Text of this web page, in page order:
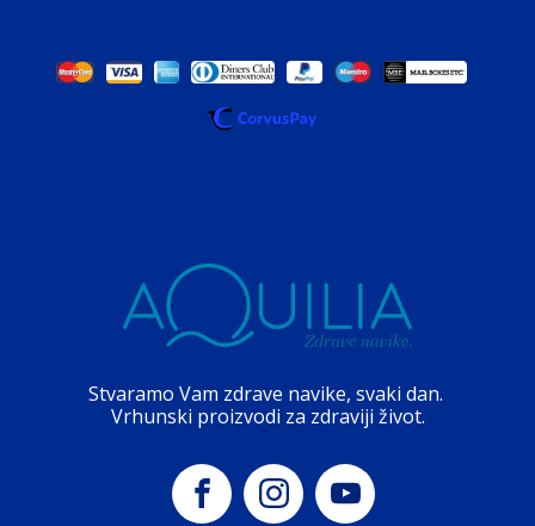
Stvaramo Vam zdrave navike, svaki dan.
Vrhunski proizvodi za zdraviji život.